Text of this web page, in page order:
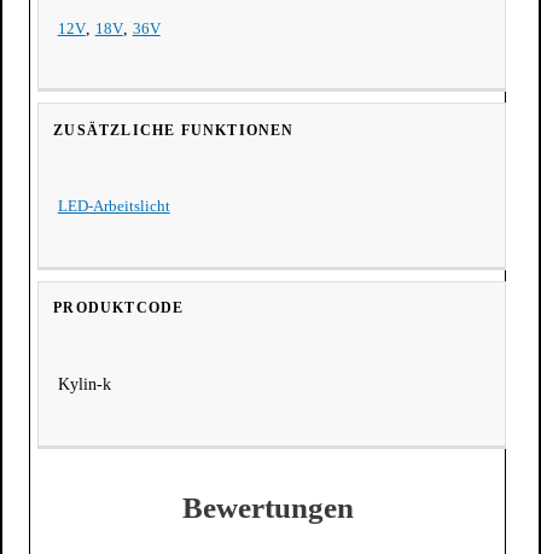
12V, 18V, 36V
ZUSÄTZLICHE FUNKTIONEN
LED-Arbeitslicht
PRODUKTCODE
Kylin-k
Bewertungen